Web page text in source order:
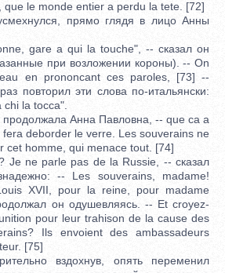
que le monde entier a perdu la tete. [72]
прямо глядя в лицо Анны
gare a qui la touche", -- сказал он
при возложении короны). -- On
en prononcant ces paroles, [73] --
повторил эти слова по-итальянски:
la tocca".
Анна Павловна, -- que ca a
deborder le verre. Les souverains ne
cet homme, qui menace tout. [74]
ne parle pas de la Russie, -- сказал
-- Les souverains, madame!
XVII, pour la reine, pour madame
он одушевляясь. -- Et croyez-
pour leur trahison de la cause des
Ils envoient des ambassadeurs
[75]
вздохнув, опять переменил